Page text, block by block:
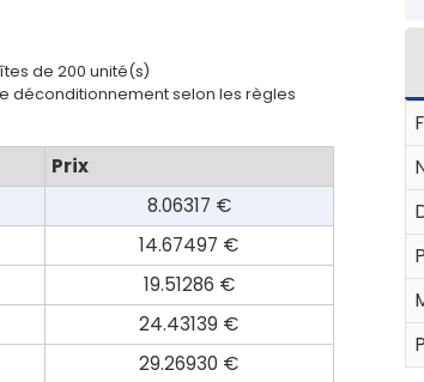
de 200 unité(s)
déconditionnement selon les règles
Prix
8.06317 €
14.67497 €
19.51286 €
24.43139 €
29.26930 €